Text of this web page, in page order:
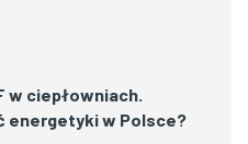
w ciepłowniach.
energetyki w Polsce?